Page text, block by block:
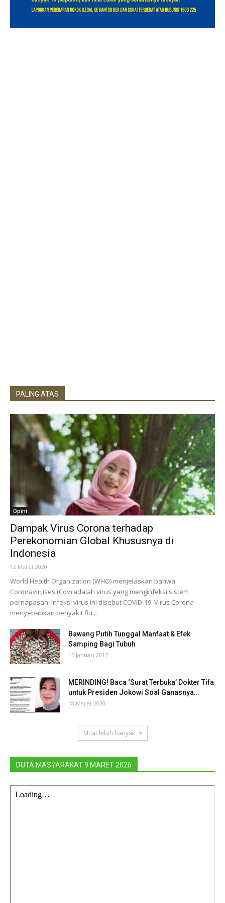
PALING ATAS
Opini
Dampak Virus Corona terhadap
Perekonomian Global Khususnya di
Indonesia
12 Maret 2020
World Health Organization (WHO) menjelaskan bahwa
Coronaviruses (Cov) adalah virus yang menginfeksi sistem
pernapasan. Infeksi virus ini disebut COVID-19. Virus Corona
menyebabkan penyakit flu...
Bawang Putih Tunggal Manfaat & Efek
Samping Bagi Tubuh
15 Januari 2017
MERINDING! Baca ‘Surat Terbuka’ Dokter Tifa
untuk Presiden Jokowi Soal Ganasnya...
18 Maret 2020
Muat lebih banyak
DUTA MASYARAKAT 9 MARET 2026